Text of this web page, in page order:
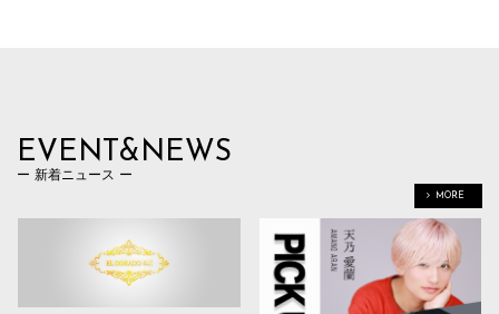
EVENT&NEWS
新着ニュース
MORE